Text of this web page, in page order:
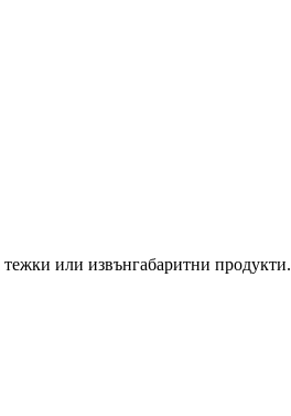
или извънгабаритни продукти.